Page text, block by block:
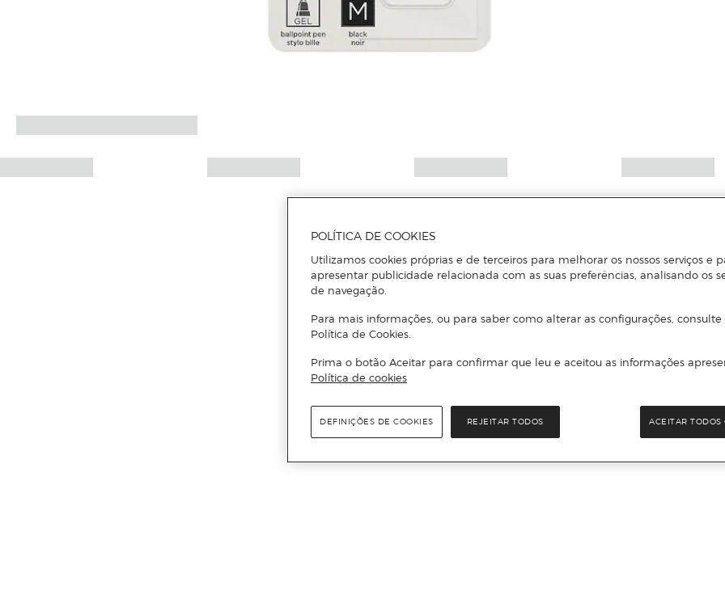
POLÍTICA DE COOKIES
Utilizamos cookies próprias e de terceiros para melhorar os nossos serviços e
apresentar publicidade relacionada com as suas preferências, analisando os
de navegação.
Para mais informações, ou para saber como alterar as configurações, consulte
Política de Cookies.
Prima o botão Aceitar para confirmar que leu e aceitou as informações
Política de cookies
REJEITAR TODOS ACEITAR TODOS
DEFINIÇÕES DE COOKIES